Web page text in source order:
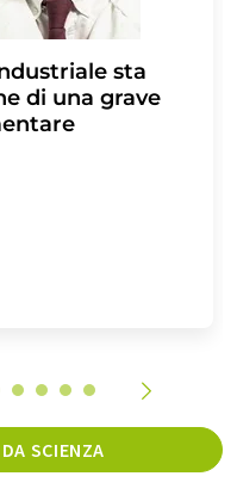
sta
di una grave
SCIENZA